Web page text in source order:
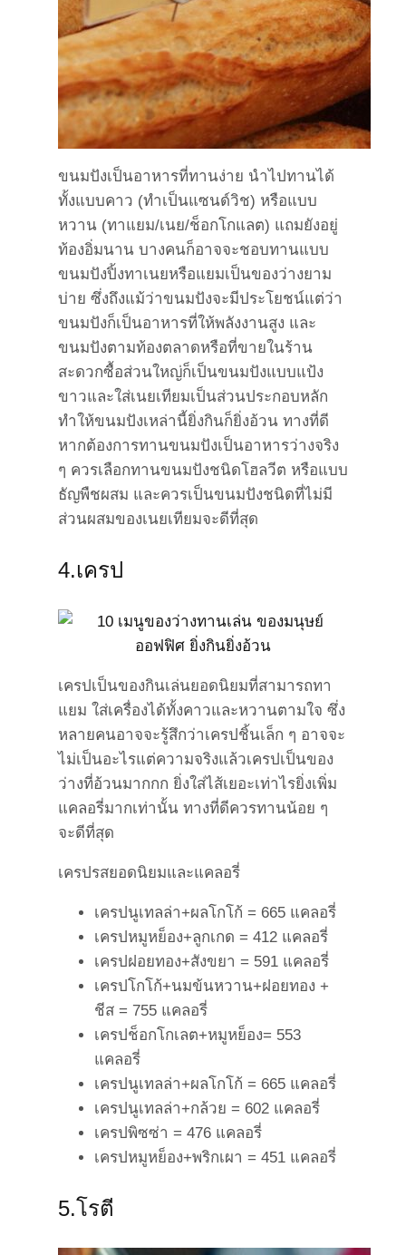
ขนมปังเป็นอาหารที่ทานง่าย นำไปทานได้
ทั้งแบบคาว (ทำเป็นแซนด์วิช) หรือแบบ
หวาน (ทาแยม/เนย/ช็อกโกแลต) แถมยังอยู่
ท้องอิ่มนาน บางคนก็อาจจะชอบทานแบบ
ขนมปังปิ้งทาเนยหรือแยมเป็นของว่างยาม
บ่าย ซึ่งถึงแม้ว่าขนมปังจะมีประโยชน์แต่ว่า
ขนมปังก็เป็นอาหารที่ให้พลังงานสูง และ
ขนมปังตามท้องตลาดหรือที่ขายในร้าน
สะดวกซื้อส่วนใหญ่ก็เป็นขนมปังแบบแป้ง
ขาวและใส่เนยเทียมเป็นส่วนประกอบหลัก
ทำให้ขนมปังเหล่านี้ยิ่งกินก็ยิ่งอ้วน ทางที่ดี
หากต้องการทานขนมปังเป็นอาหารว่างจริง
ๆ ควรเลือกทานขนมปังชนิดโฮลวีต หรือแบบ
ธัญพืชผสม และควรเป็นขนมปังชนิดที่ไม่มี
ส่วนผสมของเนยเทียมจะดีที่สุด
4.เครป
เครปเป็นของกินเล่นยอดนิยมที่สามารถทา
แยม ใส่เครื่องได้ทั้งคาวและหวานตามใจ ซึ่ง
หลายคนอาจจะรู้สึกว่าเครปชิ้นเล็ก ๆ อาจจะ
ไม่เป็นอะไรแต่ความจริงแล้วเครปเป็นของ
ว่างที่อ้วนมากกก ยิ่งใส่ไส้เยอะเท่าไรยิ่งเพิ่ม
แคลอรี่มากเท่านั้น ทางที่ดีควรทานน้อย ๆ
จะดีที่สุด
เครปรสยอดนิยมและแคลอรี่
เครปนูเทลล่า+ผลโกโก้ = 665 แคลอรี่
เครปหมูหย็อง+ลูกเกด = 412 แคลอรี่
เครปฝอยทอง+สังขยา = 591 แคลอรี่
เครปโกโก้+นมข้นหวาน+ฝอยทอง +
ชีส = 755 แคลอรี่
เครปช็อกโกเลต+หมูหย็อง= 553
แคลอรี่
เครปนูเทลล่า+ผลโกโก้ = 665 แคลอรี่
เครปนูเทลล่า+กล้วย = 602 แคลอรี่
เครปพิซซ่า = 476 แคลอรี่
เครปหมูหย็อง+พริกเผา = 451 แคลอรี่
5.โรตี